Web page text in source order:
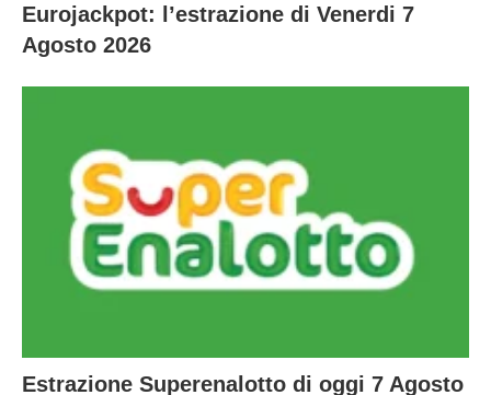
Eurojackpot: l’estrazione di Venerdi 7
Agosto 2026
Estrazione Superenalotto di oggi 7 Agosto